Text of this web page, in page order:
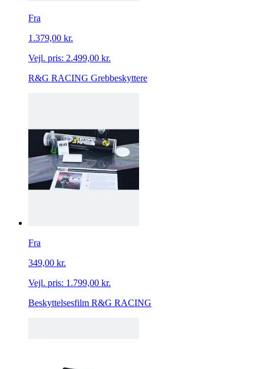
Fra
1.379,00 kr.
Vejl. pris: 2.499,00 kr.
R&G RACING Grebbeskyttere
Fra
349,00 kr.
Vejl. pris: 1.799,00 kr.
Beskyttelsesfilm R&G RACING